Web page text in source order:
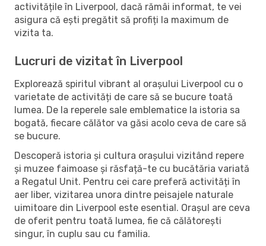
activitățile în Liverpool, dacă rămâi informat, te vei
asigura că ești pregătit să profiți la maximum de
vizita ta.
Lucruri de vizitat în Liverpool
Explorează spiritul vibrant al orașului Liverpool cu o
varietate de activități de care să se bucure toată
lumea. De la reperele sale emblematice la istoria sa
bogată, fiecare călător va găsi acolo ceva de care să
se bucure.
Descoperă istoria și cultura orașului vizitând repere
și muzee faimoase și răsfață-te cu bucătăria variată
a Regatul Unit. Pentru cei care preferă activități în
aer liber, vizitarea unora dintre peisajele naturale
uimitoare din Liverpool este esential. Orașul are ceva
de oferit pentru toată lumea, fie că călătorești
singur, în cuplu sau cu familia.